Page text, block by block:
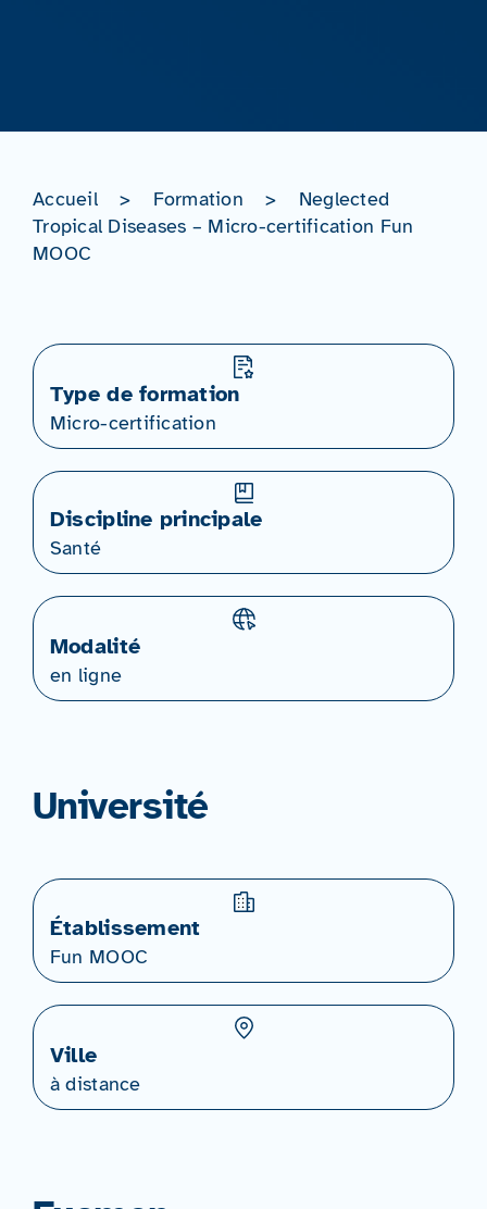
Accueil > Formation >
Neglected
Tropical Diseases – Micro-certification Fun
MOOC
Type de formation
Micro-certification
Discipline principale
Santé
Modalité
en ligne
Université
Établissement
Fun MOOC
Ville
à distance